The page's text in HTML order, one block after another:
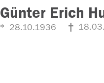
Günter Erich
28.10.1936